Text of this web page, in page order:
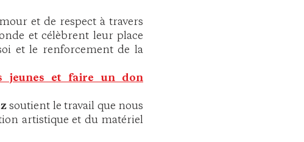
et de respect à travers
et célèbrent leur place
et le renforcement de la
jeunes et faire un don
soutient le travail que nous
artistique et du matériel